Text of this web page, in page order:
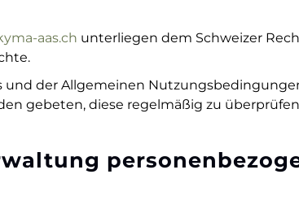
aas.ch unterliegen dem Schweizer
der Allgemeinen
gebeten, diese regelmäßig zu